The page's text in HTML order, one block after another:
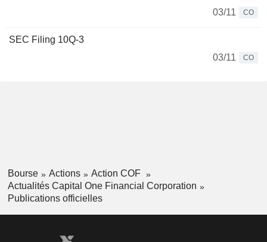
03/11
CO
SEC Filing 10Q-3
03/11
CO
Bourse Actions
Action COF
Actualités Capital One Financial Corporation
Publications officielles